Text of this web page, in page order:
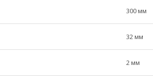
300 мм
32 мм
2 мм